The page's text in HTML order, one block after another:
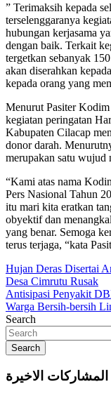
” Terimaksih kepada
terselenggaranya
hubungan kerjasama
dengan baik. Terkait
tergetkan sebanyak
akan diserahkan
kepada orang yang
Menurut Pasiter
kegiatan peringatan
Kabupaten Cilacap
donor darah.
merupakan satu wujud
“Kami atas nama
Pers Nasional Tahun
itu mari kita eratkan
obyektif dan
yang benar. Semoga
terus terjaga, “kata
Navigasi
pos
Hujan Deras Disertai
Desa Cimrutu Rusak
Antisipasi Penyakit
Warga Bersih-bersih
Search
Search
المشاركات الاخيرة